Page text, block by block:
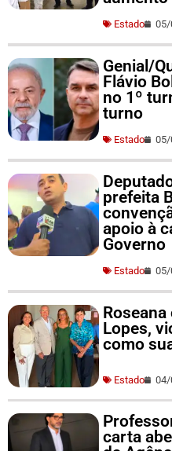
Estado 05/
Genial/
Flávio
no 1º
turno
Estado 05/
prefeita
apoio à
Governo
Estado 05/
Lopes,
como
Estado 04/
carta